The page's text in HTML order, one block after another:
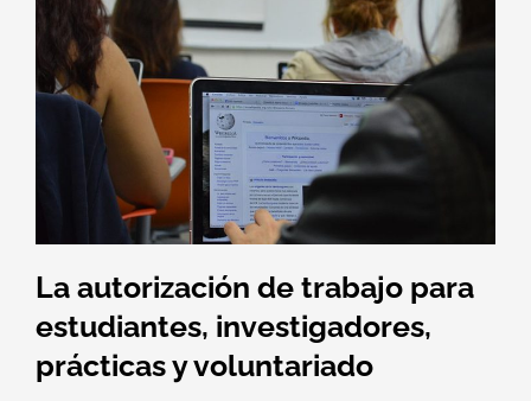
La autorización de trabajo para
estudiantes, investigadores,
prácticas y voluntariado